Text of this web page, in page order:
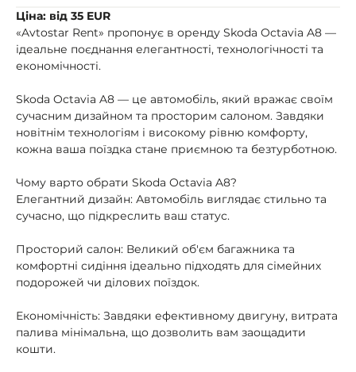
Ціна: від 35 EUR
«Avtostar Rent» пропонує в оренду Skoda Octavia A8 —
ідеальне поєднання елегантності, технологічності та
економічності.
Skoda Octavia A8 — це автомобіль, який вражає своїм
сучасним дизайном та просторим салоном. Завдяки
новітнім технологіям і високому рівню комфорту,
кожна ваша поїздка стане приємною та безтурботною.
Чому варто обрати Skoda Octavia A8?
Елегантний дизайн: Автомобіль виглядає стильно та
сучасно, що підкреслить ваш статус.
Просторий салон: Великий об'єм багажника та
комфортні сидіння ідеально підходять для сімейних
подорожей чи ділових поїздок.
Економічність: Завдяки ефективному двигуну, витрата
палива мінімальна, що дозволить вам заощадити
кошти.